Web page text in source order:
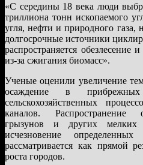
«С середины 18 века люди
триллиона тонн ископаемого
угля, нефти и природного газа,
долгосрочные источники
распространяется обезлесение
из-за сжигания биомасс».
Ученые оценили увеличение
осаждение в
сельскохозяйственных
каналов.
грызунов и других
исчезновение
рассматривается как прямой
роста городов.